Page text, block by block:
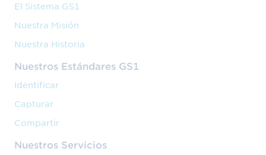
El Sistema GS1
Nuestra Misión
Nuestra Historia
Nuestros Estándares GS1
Identificar
Capturar
Compartir
Nuestros Servicios